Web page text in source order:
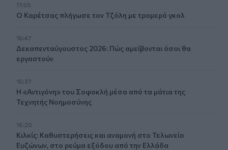
17:05
Ο Καρέτσας πλήγωσε τον Τζόλη με τρομερό γκολ
16:47
Δεκαπενταύγουστος 2026: Πώς αμείβονται όσοι θα
εργαστούν
16:37
Η «Αντιγόνη» του Σοφοκλή μέσα από τα μάτια της
Τεχνητής Νοημοσύνης
16:20
Κιλκίς: Καθυστερήσεις και αναμονή στο Τελωνείο
Ευζώνων, στο ρεύμα εξόδου από την Ελλάδα